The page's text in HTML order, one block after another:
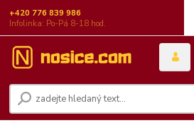
+420 776 839 986
Infolinka: Po-Pá 8-18 hod.